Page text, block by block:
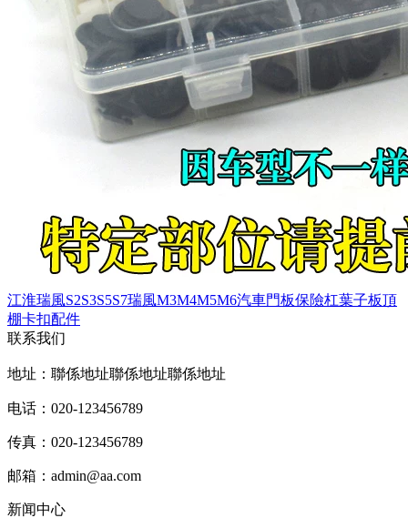
江淮瑞風S2S3S5S7瑞風M3M4M5M6汽車門板保險杠葉子板頂
棚卡扣配件
联系我们
地址：聯係地址聯係地址聯係地址
电话：020-123456789
传真：020-123456789
邮箱： admin@aa.com
新闻中心